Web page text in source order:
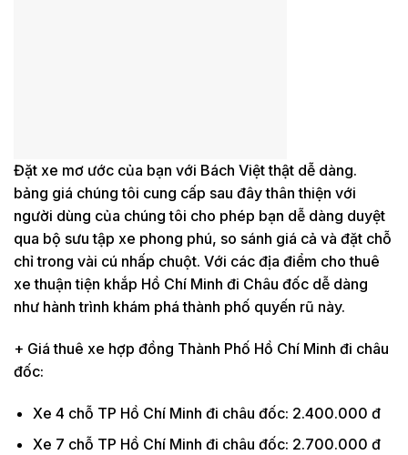
Đặt xe mơ ước của bạn với Bách Việt thật dễ dàng.
bảng giá chúng tôi cung cấp sau đây thân thiện với
người dùng của chúng tôi cho phép bạn dễ dàng duyệt
qua bộ sưu tập xe phong phú, so sánh giá cả và đặt chỗ
chỉ trong vài cú nhấp chuột. Với các địa điểm cho thuê
xe thuận tiện khắp Hồ Chí Minh đi Châu đốc dễ dàng
như hành trình khám phá thành phố quyến rũ này.
+ Giá thuê xe hợp đồng Thành Phố Hồ Chí Minh đi châu
đốc:
Xe 4 chỗ TP Hồ Chí Minh đi châu đốc: 2.400.000 đ
Xe 7 chỗ TP Hồ Chí Minh đi châu đốc: 2.700.000 đ